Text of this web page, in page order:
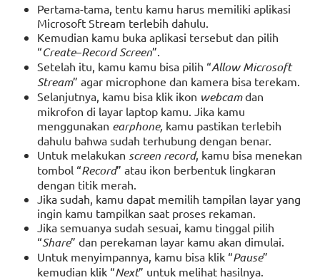
Pertama-tama, tentu kamu harus memiliki aplikasi
Microsoft Stream terlebih dahulu.
Kemudian kamu buka aplikasi tersebut dan pilih
“Create–Record Screen”.
Setelah itu, kamu kamu bisa pilih “Allow Microsoft
Stream” agar microphone dan kamera bisa terekam.
Selanjutnya, kamu bisa klik ikon webcamdan
mikrofon di layar laptop kamu. Jika kamu
menggunakan earphone, kamu pastikan terlebih
dahulu bahwa sudah terhubung dengan benar.
Untuk melakukan screen record, kamu bisa menekan
tombol “Record” atau ikon berbentuk lingkaran
dengan titik merah.
Jika sudah, kamu dapat memilih tampilan layar yang
ingin kamu tampilkan saat proses rekaman.
Jika semuanya sudah sesuai, kamu tinggal pilih
“Share” dan perekaman layar kamu akan dimulai.
Untuk menyimpannya, kamu bisa klik “Pause”
kemudian klik “Next” untuk melihat hasilnya.